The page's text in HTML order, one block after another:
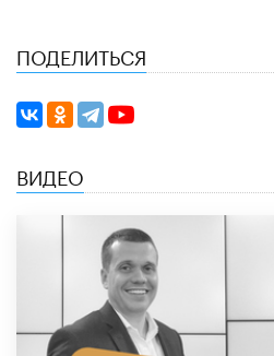
ПОДЕЛИТЬСЯ
ВИДЕО